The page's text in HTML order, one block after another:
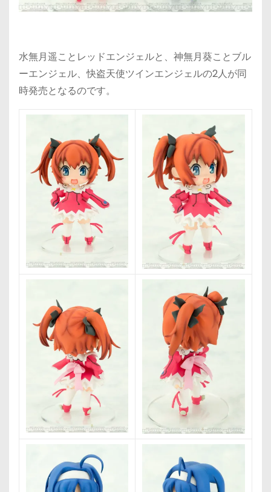
水無月遥ことレッドエンジェルと、神無月葵ことブル
ーエンジェル、快盗天使ツインエンジェルの2人が同
時発売となるのです。